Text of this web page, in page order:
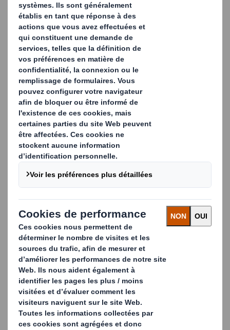
DS Smith Tecnicarton remporte le
prix GoldPack 2026 du meilleur
projet de numérisation
DS Smith renforce son
engagement en faveur de
l'automobile lors du Salon de la
compétitivité industrielle
automobile